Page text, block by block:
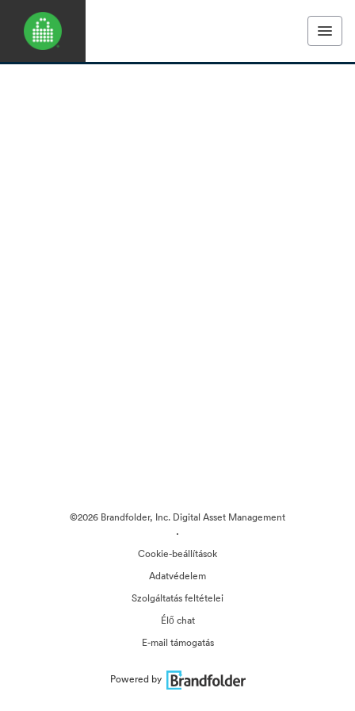
©2026 Brandfolder, Inc. Digital Asset Management
·
Cookie-beállítások
Adatvédelem
Szolgáltatás feltételei
Élő chat
E-mail támogatás
Powered by